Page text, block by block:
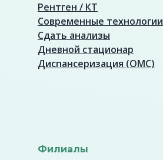
Филиалы
Рентген / КТ
Современные технологии
Сдать анализы
Дневной стационар
Диспансеризация (ОМС)